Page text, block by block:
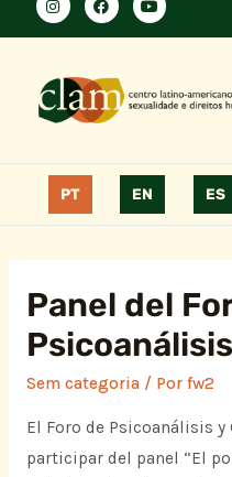
PT EN ES
Panel del
Sem categoria/ Por fw2
El Foro de Psicoanálisis y
participar del panel “El